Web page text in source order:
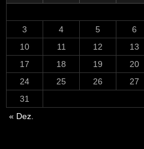
3
4 5 6
10
11 12 13
17
18 19 20
24
25 26 27
31
« Dez.